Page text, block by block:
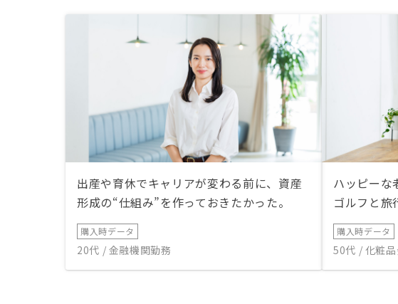
出産や育休でキャリアが変わる前に、資産
形成の“仕組み”を作っておきたかった。
購入時データ
20代 / 金融機関勤務
ハッピーな
ゴルフと旅
購入時データ
50代 / 化粧